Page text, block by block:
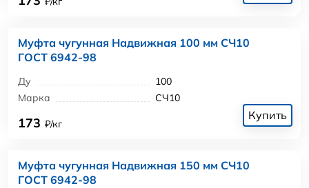
Муфта чугунная Надвижная 100 мм СЧ10
ГОСТ 6942-98
Ду
100
Марка
СЧ10
173 ₽/кг
Купить
Муфта чугунная Надвижная 150 мм СЧ10
ГОСТ 6942-98